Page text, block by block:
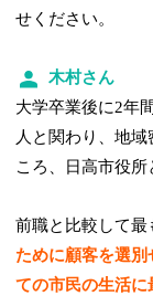
せください。
木村さん
大学卒業後に2年
人と関わり、地
ころ、日高市役所
前職と比較して最
ために顧客を選
ての市民の生活に